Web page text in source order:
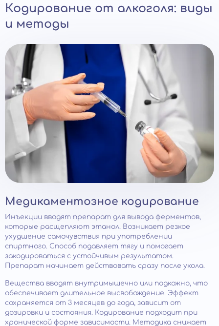
Кодирование от алкоголя: виды
и методы
Медикаментозное кодирование
Инъекции вводят препарат для вывода ферментов,
которые расщепляют этанол. Возникает резкое
ухудшение самочувствия при употреблении
спиртного. Способ подавляет тягу и помогает
закодироваться с устойчивым результатом.
Препарат начинает действовать сразу после укола.
Вещества вводят внутримышечно или подкожно, что
обеспечивает длительное высвобождение. Эффект
сохраняется от 3 месяцев до года, зависит от
дозировки и состояния. Кодирование подходит при
хронической форме зависимости. Методика снижает